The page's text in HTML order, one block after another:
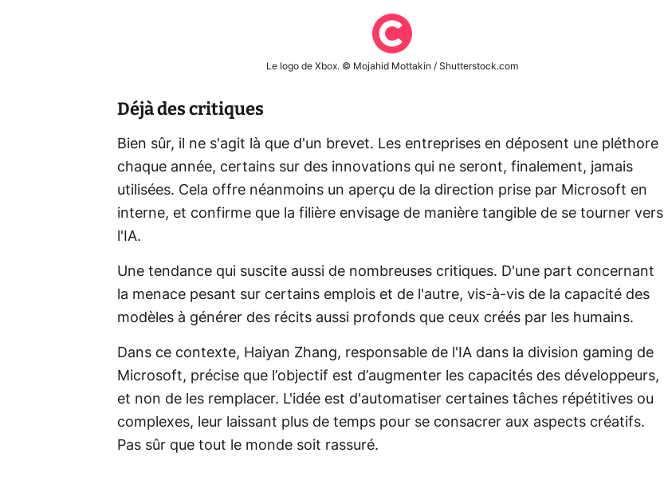
Le logo de Xbox. © Mojahid Mottakin / Shutterstock.com
Déjà des critiques
Bien sûr, il ne s'agit là que d'un brevet. Les entreprises en déposent une pléthore
chaque année, certains sur des innovations qui ne seront, finalement, jamais
utilisées. Cela offre néanmoins un aperçu de la direction prise par Microsoft en
interne, et confirme que la filière envisage de manière tangible de se tourner vers
l'IA.
Une tendance qui suscite aussi de nombreuses critiques. D'une part concernant
la menace pesant sur certains emplois et de l'autre, vis-à-vis de la capacité des
modèles à générer des récits aussi profonds que ceux créés par les humains.
Dans ce contexte, Haiyan Zhang, responsable de l'IA dans la division gaming de
Microsoft, précise que l’objectif est d’augmenter les capacités des développeurs,
et non de les remplacer. L'idée est d'automatiser certaines tâches répétitives ou
complexes, leur laissant plus de temps pour se consacrer aux aspects créatifs.
Pas sûr que tout le monde soit rassuré.